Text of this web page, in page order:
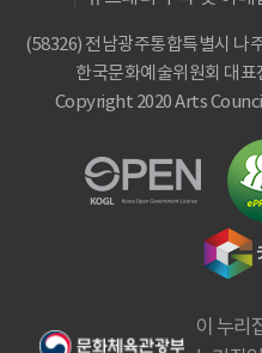
(58326) 전남광주통합특별시 나
한국문화예술위원회 대표
Copyright 2020 Arts
이 누리